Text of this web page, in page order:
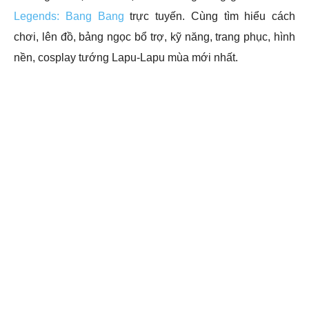
Legends: Bang Bang trực tuyến. Cùng tìm hiểu cách
chơi, lên đồ, bảng ngọc bổ trợ, kỹ năng, trang phục, hình
nền, cosplay tướng Lapu-Lapu mùa mới nhất.